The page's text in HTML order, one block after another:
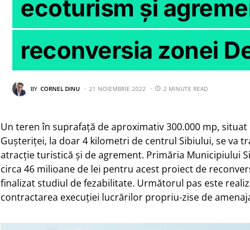
ecoturism și
reconversia zonei
BY CORNEL DINU 21 NOIEMBRIE 2022 2 MINUTE READ
Un teren în suprafață de aproximativ 300.000 mp,
Gușteriței, la doar 4 kilometri de centrul Sibiului, se va
atracție turistică și de agrement. Primăria Municipiului
circa 46 milioane de lei pentru acest proiect de
finalizat studiul de fezabilitate. Următorul pas este
contractarea execuției lucrărilor propriu-zise de